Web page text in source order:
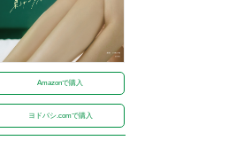
Amazonで購入
ヨドバシ.comで購入